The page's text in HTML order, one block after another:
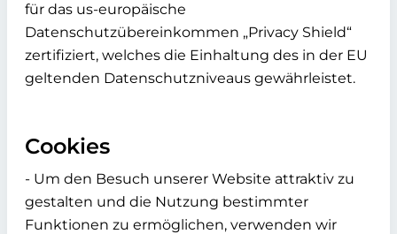
für das us-europäische
Datenschutzübereinkommen „Privacy Shield“
zertifiziert, welches die Einhaltung des in der EU
geltenden Datenschutzniveaus gewährleistet.
Cookies
- Um den Besuch unserer Website attraktiv zu
gestalten und die Nutzung bestimmter
Funktionen zu ermöglichen, verwenden wir